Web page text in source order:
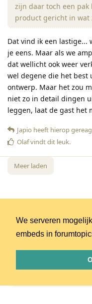
We serveren
embeds in
zijn daar toch een
product gericht in wat
Dat vind ik een lastige...
je eens. Maar als we
dat wellicht ook weer
wel degene die het best
ontwerp. Maar het zou
niet zo in detail dingen
leggen, laat de gast het
Japio heeft hierop
Olafvindt dit leuk.
Meer laden
Oeps! Er is iets
opnieuw.